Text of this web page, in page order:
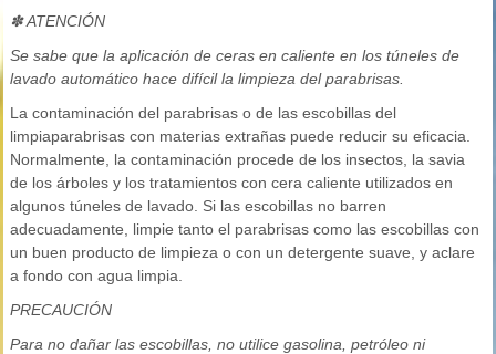
✽ ATENCIÓN
Se sabe que la aplicación de ceras en caliente en los túneles de
lavado automático hace difícil la limpieza del parabrisas.
La contaminación del parabrisas o de las escobillas del
limpiaparabrisas con materias extrañas puede reducir su eficacia.
Normalmente, la contaminación procede de los insectos, la savia
de los árboles y los tratamientos con cera caliente utilizados en
algunos túneles de lavado. Si las escobillas no barren
adecuadamente, limpie tanto el parabrisas como las escobillas con
un buen producto de limpieza o con un detergente suave, y aclare
a fondo con agua limpia.
PRECAUCIÓN
Para no dañar las escobillas, no utilice gasolina, petróleo ni